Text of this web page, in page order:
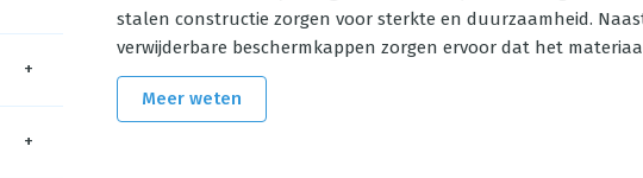
stalen constructie zorgen voor sterkte en duurzaamheid.
verwijderbare beschermkappen zorgen ervoor dat het
Meer weten
+
+